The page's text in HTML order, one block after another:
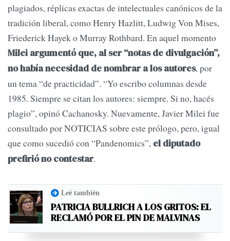
plagiados, réplicas exactas de intelectuales canónicos de la
tradición liberal, como Henry Hazlitt, Ludwig Von Mises,
Friederick Hayek o Murray Rothbard. En aquel momento
Milei argumentó que, al ser “notas de divulgación”,
no había necesidad de nombrar a los autores, por
un tema “de practicidad”. “Yo escribo columnas desde
1985. Siempre se citan los autores: siempre. Si no, hacés
plagio”, opinó Cachanosky. Nuevamente, Javier Milei fue
consultado por NOTICIAS sobre este prólogo, pero, igual
que como sucedió con “Pandenomics”, el diputado
prefirió no contestar.
Leé también
PATRICIA BULLRICH A LOS GRITOS: EL
RECLAMÓ POR EL PIN DE MALVINAS